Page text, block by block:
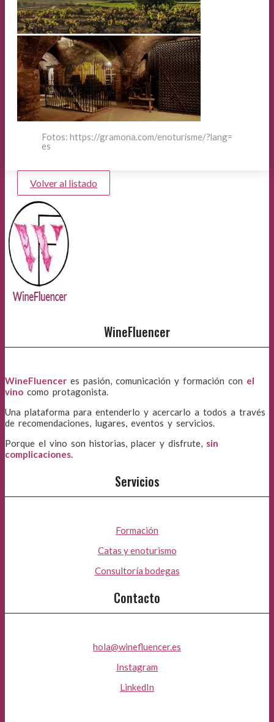
Fotos: https://gramona.com/enoturisme/?lang=
es
Volver al listado
WineFluencer
WineFluencer es pasión, comunicación y formación con el
vino como protagonista.
Una plataforma para entenderlo y acercarlo a todos a través
de recomendaciones, lugares, eventos y servicios.
Porque el vino son historias, placer y disfrute, sin
complicaciones.
Servicios
Formación
Catas y enoturismo
Consultoría bodegas
Contacto
hola@winefluencer.es
Instagram
LinkedIn